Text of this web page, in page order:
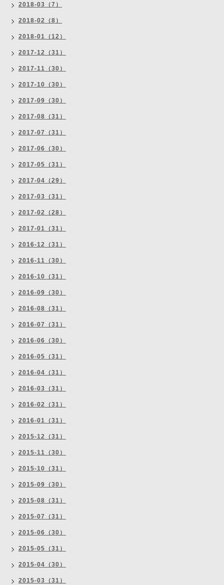
2018-03（7）
2018-02（8）
2018-01（12）
2017-12（31）
2017-11（30）
2017-10（30）
2017-09（30）
2017-08（31）
2017-07（31）
2017-06（30）
2017-05（31）
2017-04（29）
2017-03（31）
2017-02（28）
2017-01（31）
2016-12（31）
2016-11（30）
2016-10（31）
2016-09（30）
2016-08（31）
2016-07（31）
2016-06（30）
2016-05（31）
2016-04（31）
2016-03（31）
2016-02（31）
2016-01（31）
2015-12（31）
2015-11（30）
2015-10（31）
2015-09（30）
2015-08（31）
2015-07（31）
2015-06（30）
2015-05（31）
2015-04（30）
2015-03（31）